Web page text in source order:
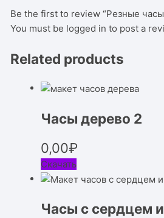
Be the first to review “Резные
You must be logged in to post a
Related products
Часы дерево 2
0,00₽
Скачать
Часы с сердцем